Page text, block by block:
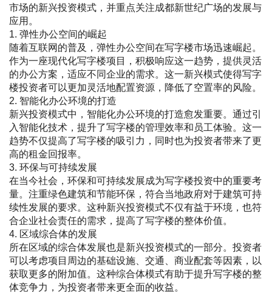
市场的新兴投资模式，并重点关注成都新世纪广场的发展与
应用。
1. 弹性办公空间的崛起
随着互联网的普及，弹性办公空间在写字楼市场迅速崛起。
作为一座现代化写字楼项目，积极响应这一趋势，提供灵活
的办公方案，适应不同企业的需求。这一新兴模式使得写字
楼投资者可以更加灵活地配置资源，降低了空置率的风险。
2. 智能化办公环境的打造
新兴投资模式中，智能化办公环境的打造愈发重要。通过引
入智能化技术，提升了写字楼的管理效率和员工体验。这一
趋势不仅提高了写字楼的吸引力，同时也为投资者带来了更
高的租金回报率。
3. 环保与可持续发展
在当今社会，环保和可持续发展成为写字楼投资中的重要考
量。注重绿色建筑和节能环保，符合当地政府对于建筑可持
续性发展的要求。这种新兴投资模式不仅有益于环境，也符
合企业社会责任的需求，提高了写字楼的整体价值。
4. 区域综合体的发展
所在区域的综合体发展也是新兴投资模式的一部分。投资者
可以考虑项目周边的基础设施、交通、商业配套等因素，以
获取更多的附加值。这种综合体模式有助于提升写字楼的整
体竞争力，为投资者带来更全面的收益。